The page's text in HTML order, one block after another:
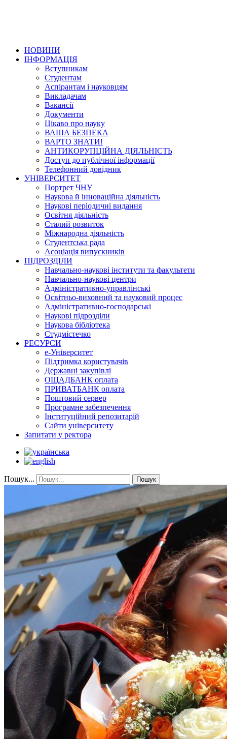
НОВИНИ
ІНФОРМАЦІЯ
Вступникам
Студентам
Аспірантам і науковцям
Викладачам
Вакансії
Документи
Цікаво про науку
ВАША БЕЗПЕКА
ВАРТО ЗНАТИ!
АНТИКОРУПЦІЙНА ДІЯЛЬНІСТЬ
Доступ до публічної інформації
Телефонний довідник
УНІВЕРСИТЕТ
Портрет ЧНУ
Наукова й інноваційна діяльність
Наукові періодичні видання
Освітня діяльність
Сталий розвиток
Міжнародна діяльність
Студентська рада
Асоціація випускників
ПІДРОЗДІЛИ
Навчально-наукові інститути та факультети
Навчально-наукові центри
Адміністративно-управлінські
Освітньо-виховний та науковий процес
Адміністративно-господарські
Наукові підрозділи
Наукова бібліотека
Студмістечко
РЕСУРСИ
е-Університет
Підтримка користувачів
Державні закупівлі
ОЩАДБАНК оплата
ПРИВАТБАНК оплата
Поштовий сервер
Програмне забезпечення
Інституційний репозитарій
Сайти університету
Запитати у ректора
Пошук... Пошук